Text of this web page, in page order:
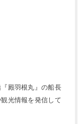
殿羽根丸』の船長
光情報を発信して